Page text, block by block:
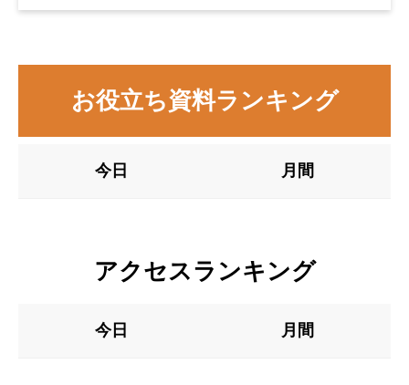
お役立ち資料ランキング
今日 月間
アクセスランキング
今日 月間